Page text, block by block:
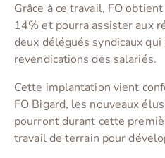
Grâce à ce travail, FO
14% et pourra assister aux
deux délégués syndicaux
revendications des salariés.
Cette implantation vient
FO Bigard, les nouveaux
pourront durant cette
travail de terrain pour